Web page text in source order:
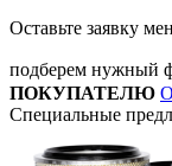
Оставьте заявку
подберем нужный
ПОКУПАТЕЛЮ
Специальные